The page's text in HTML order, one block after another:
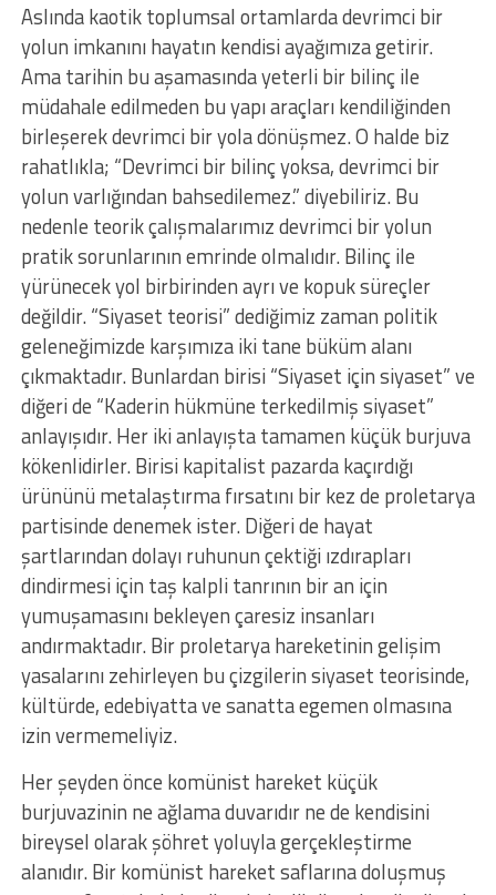
Aslında kaotik toplumsal ortamlarda devrimci bir
yolun imkanını hayatın kendisi ayağımıza getirir.
Ama tarihin bu aşamasında yeterli bir bilinç ile
müdahale edilmeden bu yapı araçları kendiliğinden
birleşerek devrimci bir yola dönüşmez. O halde biz
rahatlıkla; “Devrimci bir bilinç yoksa, devrimci bir
yolun varlığından bahsedilemez.” diyebiliriz. Bu
nedenle teorik çalışmalarımız devrimci bir yolun
pratik sorunlarının emrinde olmalıdır. Bilinç ile
yürünecek yol birbirinden ayrı ve kopuk süreçler
değildir. “Siyaset teorisi” dediğimiz zaman politik
geleneğimizde karşımıza iki tane büküm alanı
çıkmaktadır. Bunlardan birisi “Siyaset için siyaset” ve
diğeri de “Kaderin hükmüne terkedilmiş siyaset”
anlayışıdır. Her iki anlayışta tamamen küçük burjuva
kökenlidirler. Birisi kapitalist pazarda kaçırdığı
ürününü metalaştırma fırsatını bir kez de proletarya
partisinde denemek ister. Diğeri de hayat
şartlarından dolayı ruhunun çektiği ızdırapları
dindirmesi için taş kalpli tanrının bir an için
yumuşamasını bekleyen çaresiz insanları
andırmaktadır. Bir proletarya hareketinin gelişim
yasalarını zehirleyen bu çizgilerin siyaset teorisinde,
kültürde, edebiyatta ve sanatta egemen olmasına
izin vermemeliyiz.
Her şeyden önce komünist hareket küçük
burjuvazinin ne ağlama duvarıdır ne de kendisini
bireysel olarak şöhret yoluyla gerçekleştirme
alanıdır. Bir komünist hareket saflarına doluşmuş